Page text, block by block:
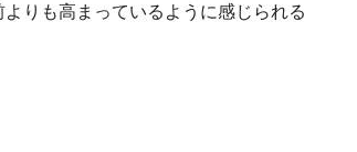
りも高まっているように感じられる